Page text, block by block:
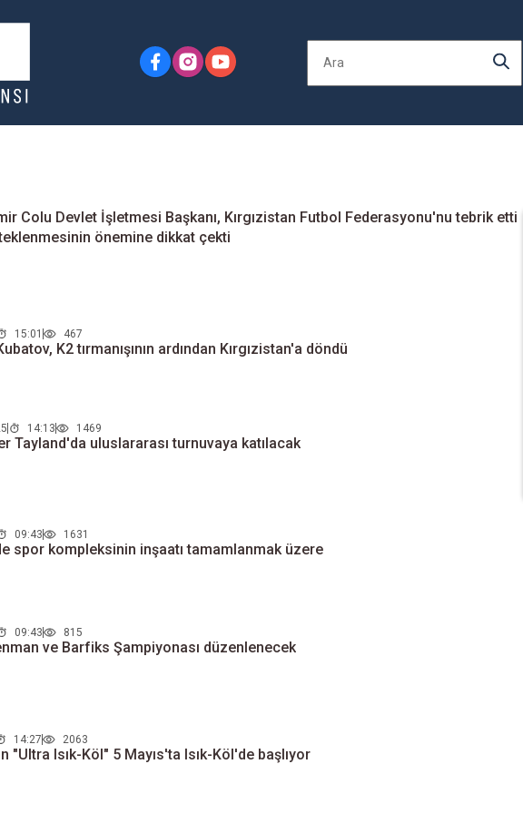
Colu Devlet İşletmesi Başkanı, Kırgızistan Futbol Federasyonu'nu tebrik etti
önemine dikkat çekti
15:01 467
K2 tırmanışının ardından Kırgızistan'a döndü
14:13 1469
Tayland'da uluslararası turnuvaya katılacak
09:43 1631
spor kompleksinin inşaatı tamamlanmak üzere
09:43 815
ve Barfiks Şampiyonası düzenlenecek
14:27 2063
"Ultra Isık-Köl" 5 Mayıs'ta Isık-Köl'de başlıyor